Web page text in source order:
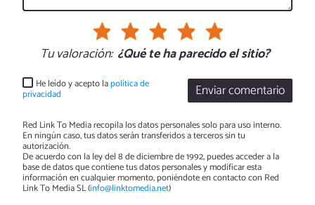
Tu valoración: ¿Qué te ha parecido el sitio?
Enviar comentario
He leído y acepto lapolítica de
privacidad
Red Link To Media recopila los datos personales solo para uso interno.
En ningún caso, tus datos serán transferidos a terceros sin tu
autorización.
De acuerdo con la ley del 8 de diciembre de 1992, puedes acceder a la
base de datos que contiene tus datos personales y modificar esta
información en cualquier momento, poniéndote en contacto con Red
Link To Media SL (info@linktomedia.net)